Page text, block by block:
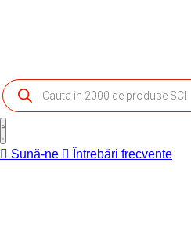
Products
search
Sună-ne Întrebări frecvente